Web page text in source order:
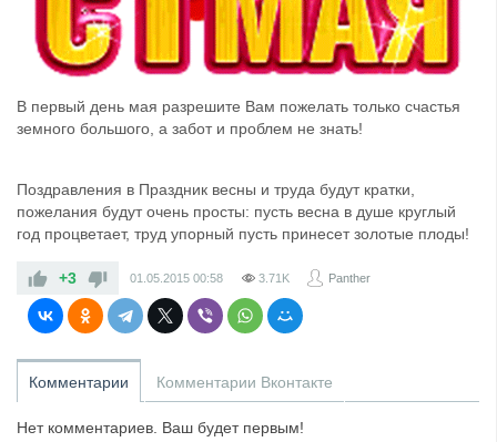
В первый день мая разрешите Вам пожелать только счастья
земного большого, а забот и проблем не знать!
Поздравления в Праздник весны и труда будут кратки,
пожелания будут очень просты: пусть весна в душе круглый
год процветает, труд упорный пусть принесет золотые плоды!
+3 01.05.2015 00:58 3.71K Panther
Комментарии Комментарии Вконтакте
Нет комментариев. Ваш будет первым!